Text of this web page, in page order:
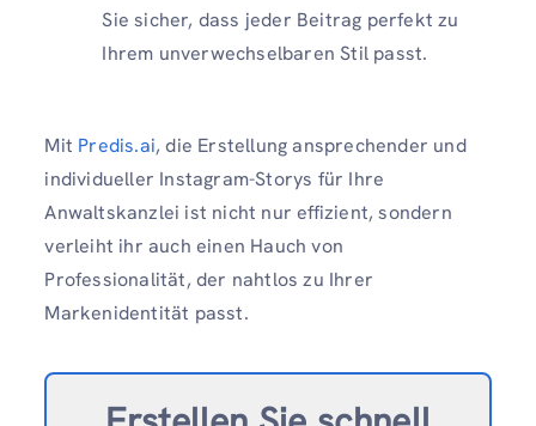
Sie sicher, dass jeder Beitrag perfekt zu
Ihrem unverwechselbaren Stil passt.
Mit Predis.ai, die Erstellung ansprechender und
individueller Instagram-Storys für Ihre
Anwaltskanzlei ist nicht nur effizient, sondern
verleiht ihr auch einen Hauch von
Professionalität, der nahtlos zu Ihrer
Markenidentität passt.